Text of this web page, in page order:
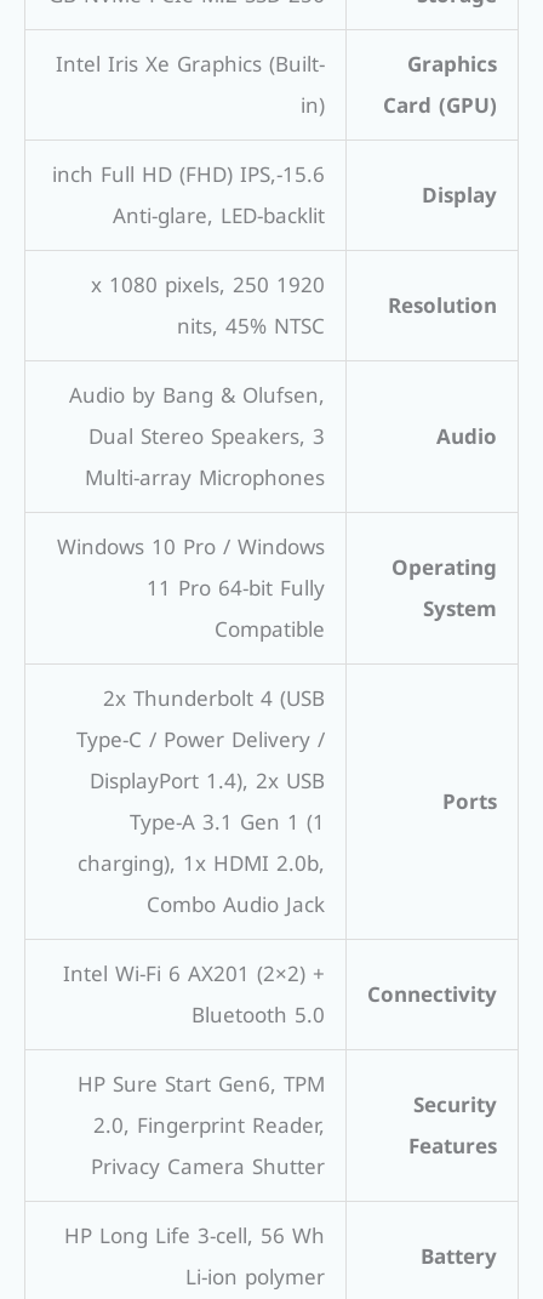
Graphics
Card (GPU)
Intel Iris Xe Graphics (Built-
in)
Display
15.6-inch Full HD (FHD) IPS,
Anti-glare, LED-backlit
Resolution
1920 x 1080 pixels, 250
nits, 45% NTSC
Audio
Audio by Bang & Olufsen,
Dual Stereo Speakers, 3
Multi-array Microphones
Operating
System
Windows 10 Pro / Windows
11 Pro 64-bit Fully
Compatible
Ports
2x Thunderbolt 4 (USB
Type-C / Power Delivery /
DisplayPort 1.4), 2x USB
Type-A 3.1 Gen 1 (1
charging), 1x HDMI 2.0b,
Combo Audio Jack
Connectivity
Intel Wi-Fi 6 AX201 (2×2) +
Bluetooth 5.0
Security
Features
HP Sure Start Gen6, TPM
2.0, Fingerprint Reader,
Privacy Camera Shutter
Battery
HP Long Life 3-cell, 56 Wh
Li-ion polymer